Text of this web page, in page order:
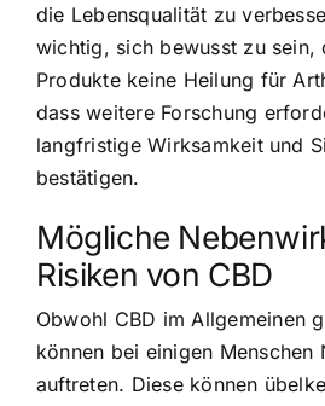
die Lebensqualität zu
wichtig, sich bewusst zu sein,
Produkte keine Heilung für
dass weitere Forschung
langfristige Wirksamkeit und
bestätigen.
Mögliche
Risiken von CBD
Obwohl CBD im Allgemeinen
können bei einigen Menschen
auftreten. Diese können